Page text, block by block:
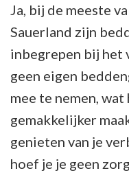
Ja, bij de meeste
Sauerland zijn
inbegrepen bij
geen eigen
mee te nemen,
gemakkelijker
genieten van je
hoef je je geen